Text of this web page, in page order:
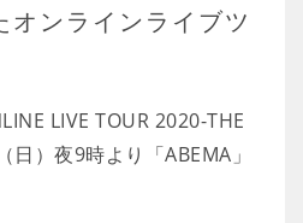
オンラインライブツ
LIVE TOUR 2020-THE
）夜9時より「ABEMA」